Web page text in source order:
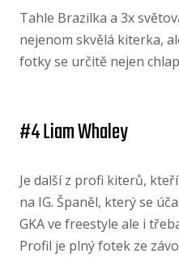
Tahle Brazilka a 3x
nejenom skvělá kiterka,
fotky se určitě nejen
#4 Liam Whaley
Je další z profi kiterů,
na IG. Španěl, který se
GKA ve freestyle ale i
Profil je plný fotek ze